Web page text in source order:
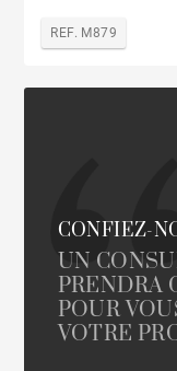
REF. M879
CONFIEZ-
UN
PRENDRA
POUR
VOTRE